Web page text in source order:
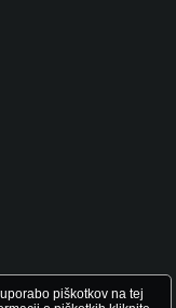
piškotkov na tej